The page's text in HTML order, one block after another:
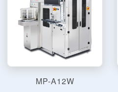
MP-A12W